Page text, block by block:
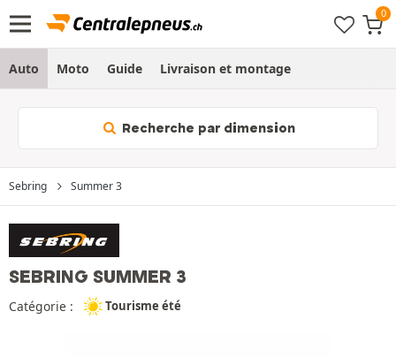
Auto Moto Guide Livraison et montage
Recherche par dimension
Sebring Summer 3
SEBRING SUMMER 3
Catégorie : Tourisme été